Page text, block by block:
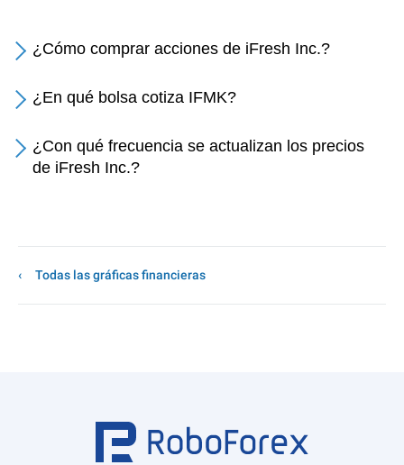
¿Cómo comprar acciones de iFresh Inc.?
¿En qué bolsa cotiza IFMK?
¿Con qué frecuencia se actualizan los precios
de iFresh Inc.?
Todas las gráficas financieras